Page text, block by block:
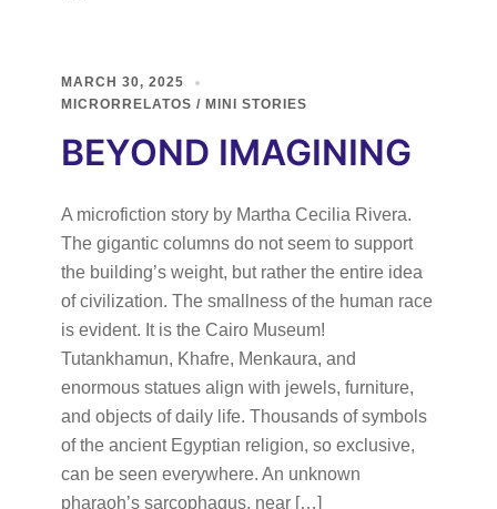
MARCH 30, 2025
MICRORRELATOS / MINI STORIES
BEYOND IMAGINING
A microfiction story by Martha Cecilia Rivera.
The gigantic columns do not seem to support
the building’s weight, but rather the entire idea
of civilization. The smallness of the human race
is evident. It is the Cairo Museum!
Tutankhamun, Khafre, Menkaura, and
enormous statues align with jewels, furniture,
and objects of daily life. Thousands of symbols
of the ancient Egyptian religion, so exclusive,
can be seen everywhere. An unknown
pharaoh’s sarcophagus, near […]